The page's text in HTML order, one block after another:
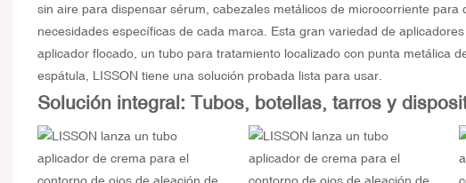
sin aire para dispensar sérum, cabezales metálicos de microcorriente
necesidades específicas de cada marca. Esta gran variedad de
aplicador flocado, un tubo para tratamiento localizado con punta metálica
espátula, LISSON tiene una solución probada lista para usar.
Solución integral: Tubos, botellas, tarros y